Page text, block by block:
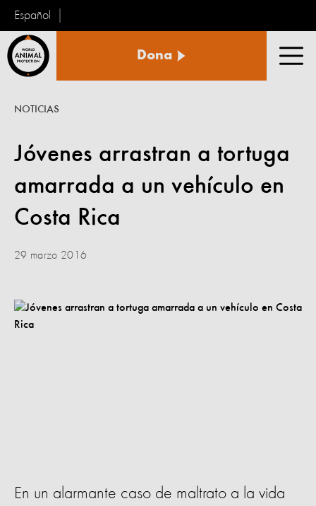
Español
Animal
Dona
Jóvenes arrastran a tortuga
amarrada a un vehículo en
Costa Rica
NOTICIAS
29 marzo 2016
En un alarmante caso de maltrato a la vida